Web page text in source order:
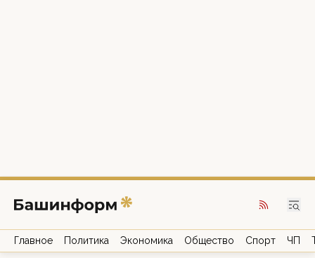
Главное Политика Экономика Общество Спорт ЧП